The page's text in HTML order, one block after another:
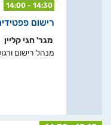
14:00 - 14:30
רישום
מגר' חגי קליין
מנהל רישום